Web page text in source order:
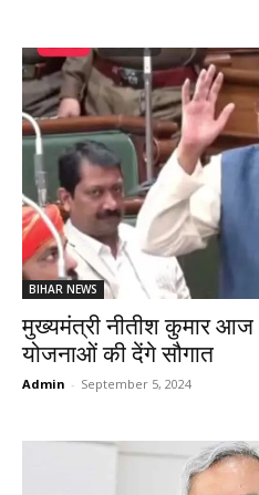
BIHAR NEWS
मुख्यमंत्री नीतीश कुमार
योजनाओं की देंगे सौगात
Admin - September 5, 2024